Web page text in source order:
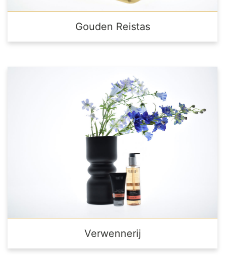
Gouden Reistas
Verwennerij